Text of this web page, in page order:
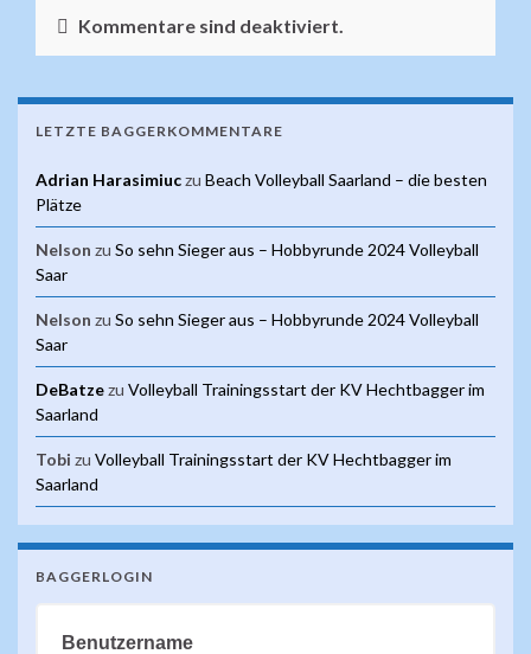
Kommentare sind deaktiviert.
LETZTE BAGGERKOMMENTARE
Adrian Harasimiuczu Beach Volleyball Saarland – die besten
Plätze
Nelson zu So sehn Sieger aus – Hobbyrunde 2024 Volleyball
Saar
Nelson zu So sehn Sieger aus – Hobbyrunde 2024 Volleyball
Saar
DeBatzezu Volleyball Trainingsstart der KV Hechtbagger im
Saarland
Tobi zu Volleyball Trainingsstart der KV Hechtbagger im
Saarland
BAGGERLOGIN
Benutzername